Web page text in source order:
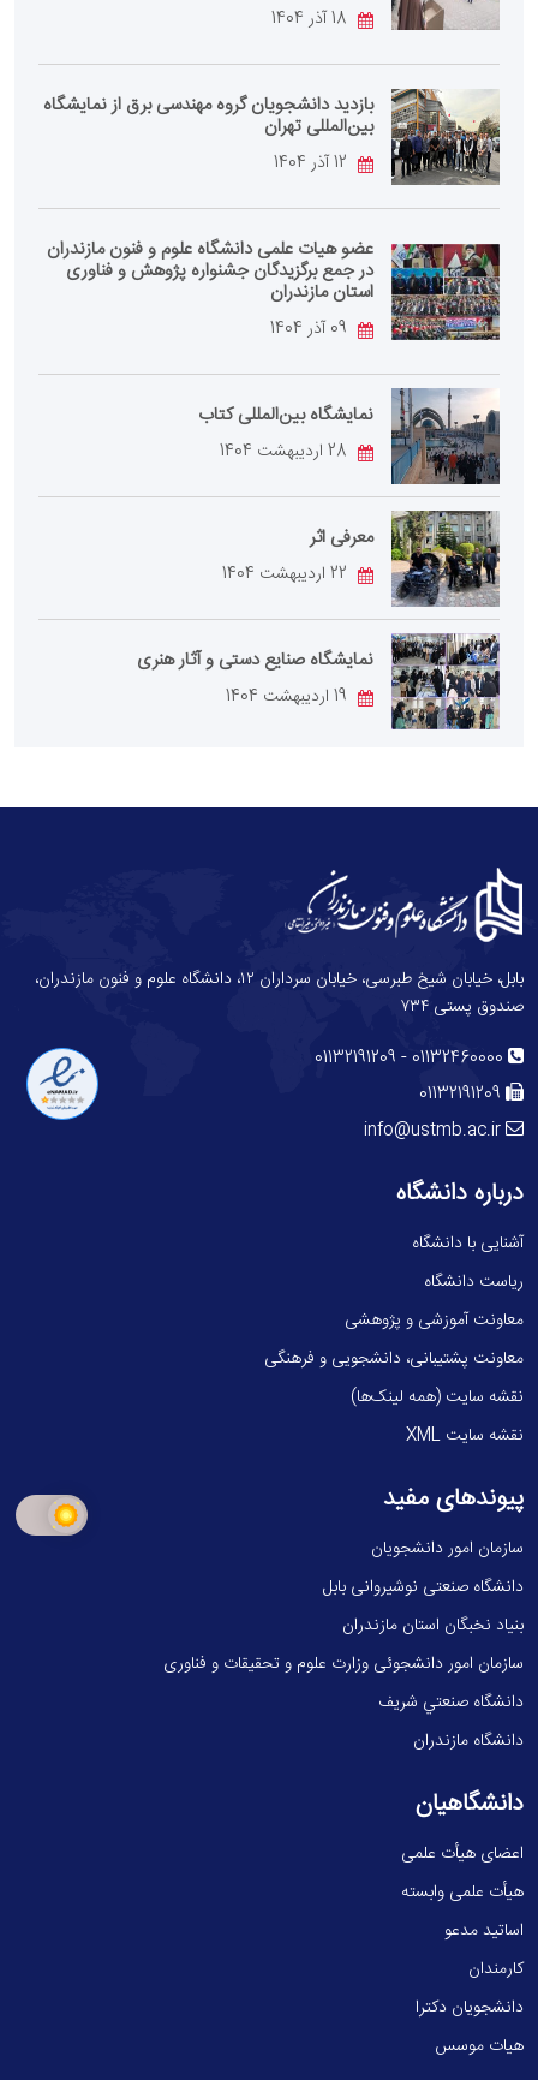
بازدید دانشجویان گروه مهندسی برق از نمایشگاه
بین‌المللی تهران
عضو هیات علمی دانشگاه علوم و فنون مازندران
در جمع برگزیدگان جشنواره پژوهش و فناوری
استان مازندران
نمایشگاه بین‌المللی کتاب
معرفی اثر
نمایشگاه صنایع دستی و آثار هنری
بابل، خیابان شیخ طبرسی، خیابان سرداران ۱۲، دانشگاه علوم و فنون مازندران،
صندوق پستی ۷۳۴
01132460000
-
01132191209
01132191209
info@ustmb.ac.ir
درباره دانشگاه
آشنایی با دانشگاه
ریاست دانشگاه
معاونت آموزشی و پژوهشی
معاونت پشتیبانی، دانشجویی و فرهنگی
نقشه سایت (همه لینک‌ها)
نقشه سایت XML
پیوندهای مفید
سازمان امور دانشجویان
دانشگاه صنعتی نوشیروانی بابل
بنیاد نخبگان استان مازندران
سازمان امور دانشجوئی وزارت علوم و تحقیقات و فناوری
دانشگاه صنعتي شريف
دانشگاه مازندران
دانشگاهیان
اعضای هیأت علمی
هیأت علمی وابسته
اساتید مدعو
کارمندان
دانشجویان دکترا
هیات موسس